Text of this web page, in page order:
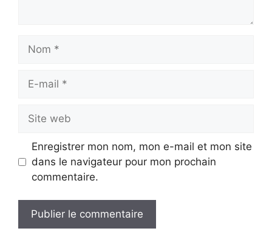
mail
web
Enregistrer mon nom, mon e-mail et mon site
dans le navigateur pour mon prochain
commentaire.